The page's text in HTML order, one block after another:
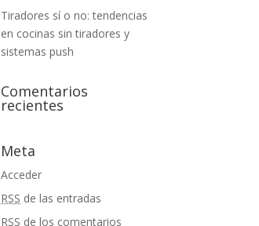
Tiradores sí o no: tendencias
en cocinas sin tiradores y
sistemas push
Comentarios
recientes
Meta
Acceder
RSS de las entradas
RSS de los comentarios